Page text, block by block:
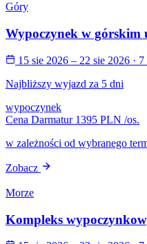
Góry
Wypoczynek w górskim
15 sie 2026 – 22 sie 2026 ·
Najbliższy wyjazd za 5 dni
wypoczynek
Cena Darmatur 1395 PLN /os.
w zależności od wybranego
Zobacz
Morze
Kompleks